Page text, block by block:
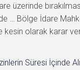
… Bölge İdare
olarak karar
Süresi İçinde